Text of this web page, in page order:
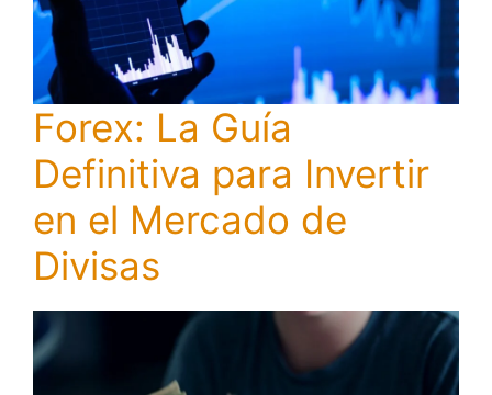
Forex: La Guía
Definitiva para Invertir
en el Mercado de
Divisas